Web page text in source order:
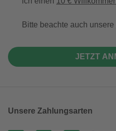
Bitte beachte auch unsere
JETZT
Unsere Zahlungsarten